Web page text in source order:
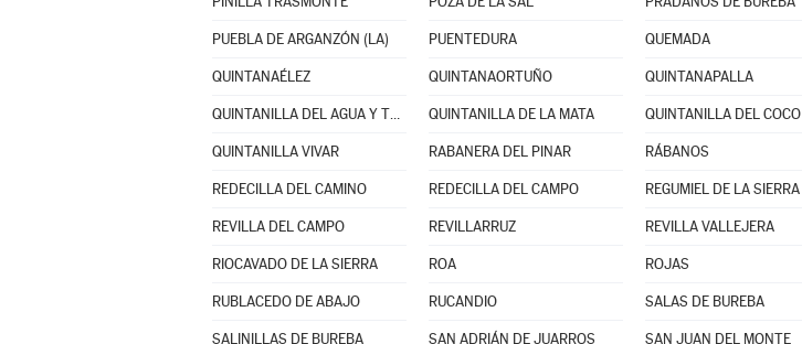
PUEBLA DE ARGANZÓN (LA) PUENTEDURA QUEMADA
QUINTANAÉLEZ QUINTANAORTUÑO QUINTANAPALLA
QUINTANILLA DEL AGUA Y TORDUELES QUINTANILLA DE LA MATA QUINTANILLA DEL COCO
QUINTANILLA VIVAR RABANERA DEL PINAR RÁBANOS
REDECILLA DEL CAMINO REDECILLA DEL CAMPO REGUMIEL DE LA SIERRA
REVILLA DEL CAMPO REVILLARRUZ REVILLA VALLEJERA
RIOCAVADO DE LA SIERRA ROA ROJAS
RUBLACEDO DE ABAJO RUCANDIO SALAS DE BUREBA
SALINILLAS DE BUREBA SAN ADRIÁN DE JUARROS SAN JUAN DEL MONTE